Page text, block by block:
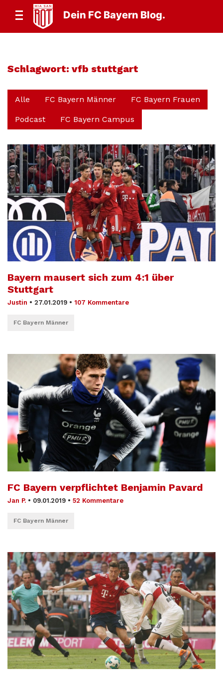
Dein FC Bayern Blog.
Schlagwort: vfb stuttgart
Alle FC Bayern Männer FC Bayern Frauen
Podcast FC Bayern Campus
Bayern mausert sich zum 4:1 über
Stuttgart
Justin • 27.01.2019 • 107 Kommentare
FC Bayern Männer
FC Bayern verpflichtet Benjamin Pavard
Jan P. • 09.01.2019 • 52 Kommentare
FC Bayern Männer